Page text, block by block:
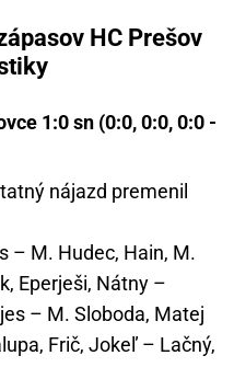
HC Prešov
1:0 sn (0:0, 0:0, 0:0 -
nájazd premenil
– M. Hudec, Hain, M.
Eperješi, Nátny –
– M. Sloboda, Matej
Frič, Jokeľ – Lačný,